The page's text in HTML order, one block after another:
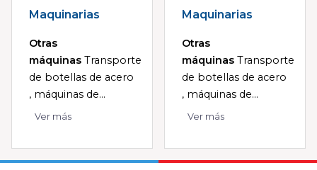
Maquinarias
Otras
máquinas Transporte
de botellas de acero
, máquinas de...
Ver más
Maquinarias
Otras
máquinas Transporte
de botellas de acero
, máquinas de...
Ver más